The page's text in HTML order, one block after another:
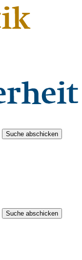
Suche abschicken
Suche abschicken